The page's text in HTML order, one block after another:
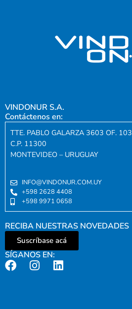
VINDONUR S.A.
Contáctenos en:
TTE. PABLO GALARZA 3603 OF. 103
C.P. 11300
MONTEVIDEO – URUGUAY
INFO@VINDONUR.COM.UY
+598 2628 4408
+598 9971 0658
RECIBA NUESTRAS NOVEDADES
Suscríbase acá
SÍGANOS EN: